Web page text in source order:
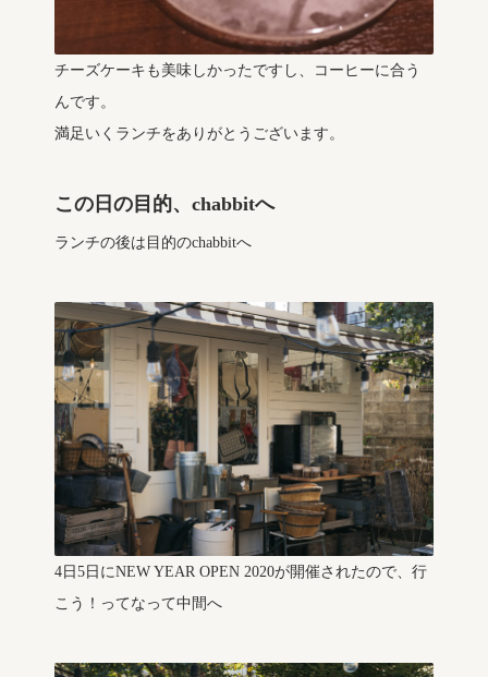
チーズケーキも美味しかったですし、コーヒーに合う
んです。
満足いくランチをありがとうございます。
この日の目的、chabbitへ
ランチの後は目的のchabbitへ
4日5日にNEW YEAR OPEN 2020が開催されたので、行
こう！ってなって中間へ